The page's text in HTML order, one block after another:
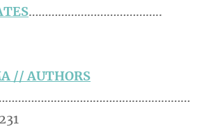
…………………………………..
// AUTHORS